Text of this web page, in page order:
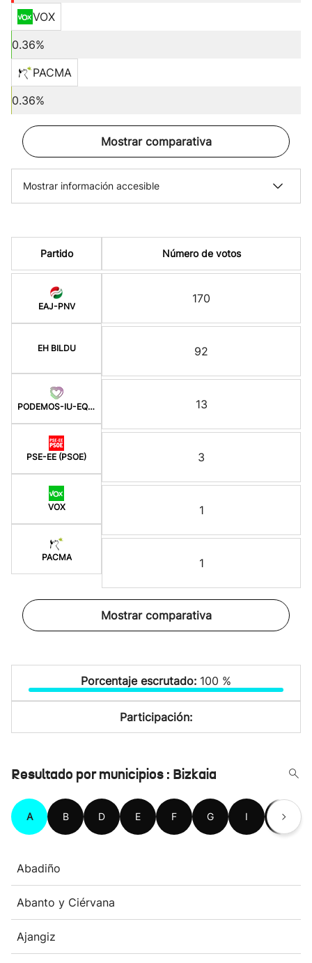
VOX
0.36%
PACMA
0.36%
Mostrar comparativa
Mostrar información accesible
Partido
EAJ-PNV
EH BILDU
PODEMOS-IU-EQUO BERD
PSE-EE (PSOE)
VOX
PACMA
Número de votos
170
92
13
3
1
1
Mostrar comparativa
Porcentaje escrutado: 100 %
Participación:
Resultado por municipios : Bizkaia
A B D E F G I K
Abadiño
Abanto y Ciérvana
Ajangiz